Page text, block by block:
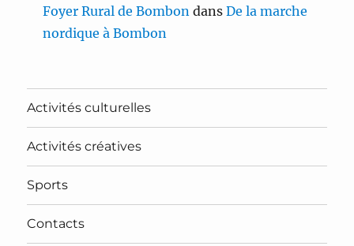
Foyer Rural de Bombon dansDe la marche
nordique à Bombon
Activités culturelles
Activités créatives
Sports
Contacts